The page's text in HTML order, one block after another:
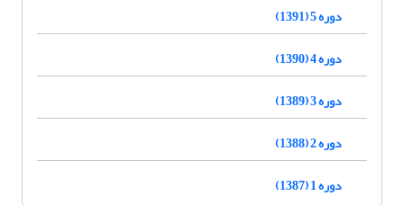
دوره 5 (1391)
دوره 4 (1390)
دوره 3 (1389)
دوره 2 (1388)
دوره 1 (1387)